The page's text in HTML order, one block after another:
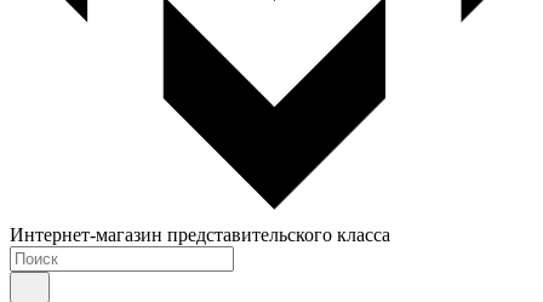
Интернет-магазин представительского класса